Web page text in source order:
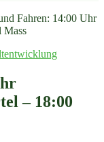
Fahren: 14:00 Uhr
Mass
– 18:00